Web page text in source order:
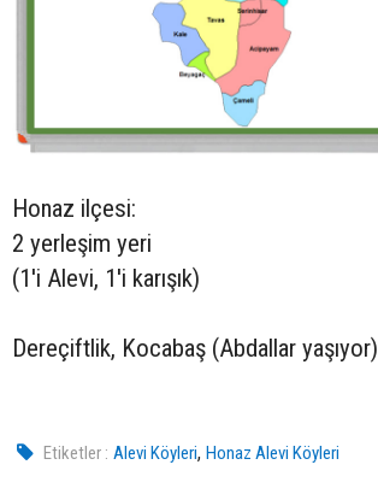
Honaz ilçesi:
2 yerleşim yeri
(1'i Alevi, 1'i karışık)
Dereçiftlik, Kocabaş (Abdallar yaşıyor)
Etiketler : Alevi Köyleri,Honaz Alevi Köyleri